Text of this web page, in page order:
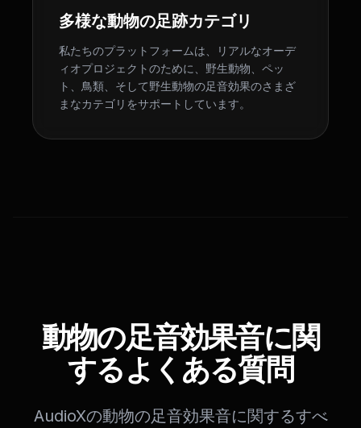
多様な動物の足跡カテゴリ
私たちのプラットフォームは、リアルなオーデ
ィオプロジェクトのために、野生動物、ペッ
ト、鳥類、そして野生動物の足音効果のさまざ
まなカテゴリをサポートしています。
動物の足音効果音に関
するよくある質問
AudioXの動物の足音効果音に関するすべ